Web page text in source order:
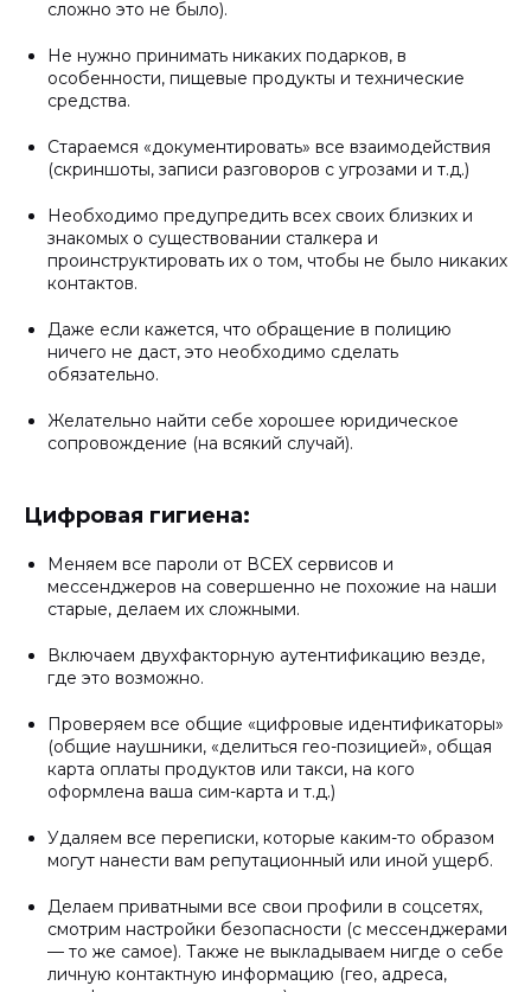
сложно это не было).
Не нужно принимать никаких подарков, в
особенности, пищевые продукты и технические
средства.
Стараемся «документировать» все взаимодействия
(скриншоты, записи разговоров с угрозами и т.д.)
Необходимо предупредить всех своих близких и
знакомых о существовании сталкера и
проинструктировать их о том, чтобы не было никаких
контактов.
Даже если кажется, что обращение в полицию
ничего не даст, это необходимо сделать
обязательно.
Желательно найти себе хорошее юридическое
сопровождение (на всякий случай).
Цифровая гигиена:
Меняем все пароли от ВСЕХ сервисов и
мессенджеров на совершенно не похожие на наши
старые, делаем их сложными.
Включаем двухфакторную аутентификацию везде,
где это возможно.
Проверяем все общие «цифровые идентификаторы»
(общие наушники, «делиться гео-позицией», общая
карта оплаты продуктов или такси, на кого
оформлена ваша сим-карта и т.д.)
Удаляем все переписки, которые каким-то образом
могут нанести вам репутационный или иной ущерб.
Делаем приватными все свои профили в соцсетях,
смотрим настройки безопасности (с мессенджерами
— то же самое). Также не выкладываем нигде о себе
личную контактную информацию (гео, адреса,